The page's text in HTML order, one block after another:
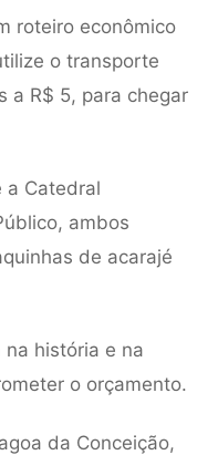
roteiro econômico
o transporte
a R$ 5, para chegar
a Catedral
ambos
de acarajé
na história e na
o orçamento.
da Conceição,